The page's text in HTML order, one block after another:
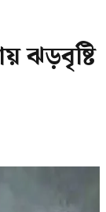
ঝড়বৃষ্টি